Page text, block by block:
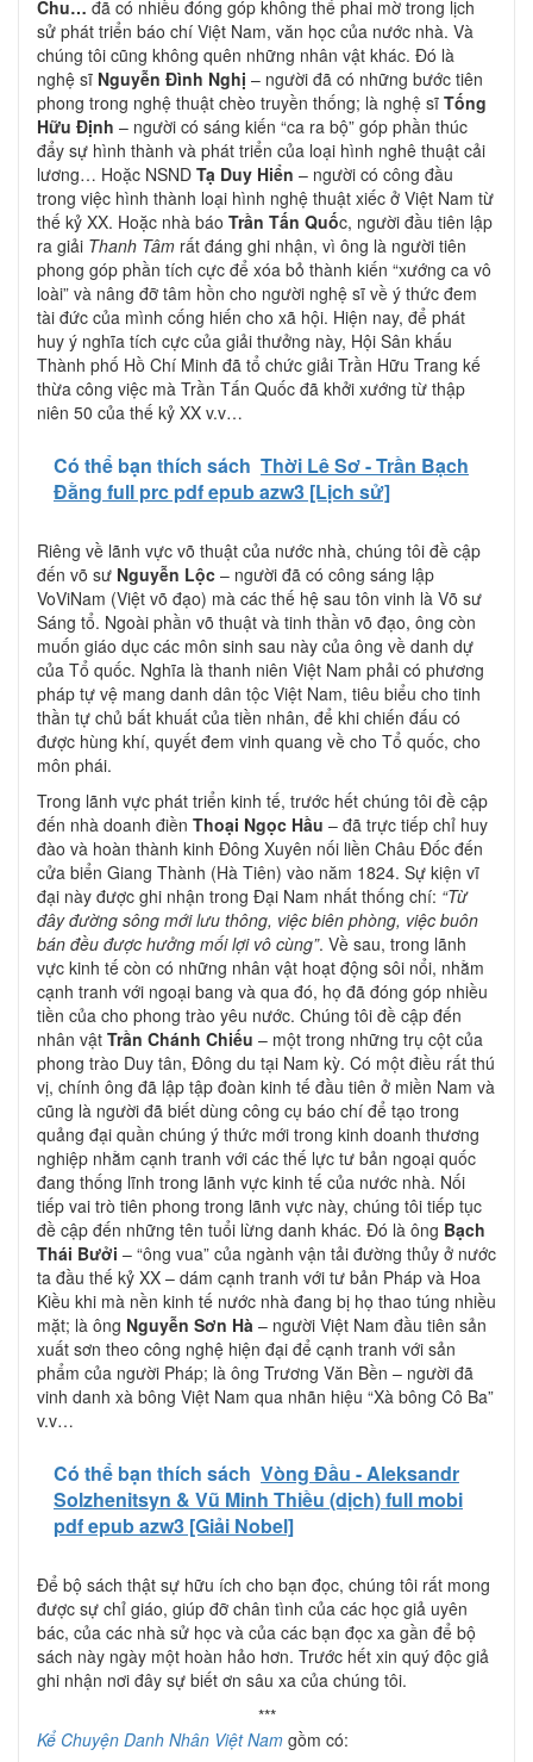
Chu… đã có nhiều đóng góp không thể phai mờ trong lịch
sử phát triển báo chí Việt Nam, văn học của nước nhà. Và
chúng tôi cũng không quên những nhân vật khác. Đó là
nghệ sĩ Nguyễn Đình Nghị – người đã có những bước tiên
phong trong nghệ thuật chèo truyền thống; là nghệ sĩ Tống
Hữu Định – người có sáng kiến “ca ra bộ” góp phần thúc
đẩy sự hình thành và phát triển của loại hình nghê thuật cải
lương… Hoặc NSND Tạ Duy Hiển – người có công đầu
trong việc hình thành loại hình nghệ thuật xiếc ở Việt Nam từ
thế kỷ XX. Hoặc nhà báo Trần Tấn Quốc, người đầu tiên lập
ra giải Thanh Tâm rất đáng ghi nhận, vì ông là người tiên
phong góp phần tích cực để xóa bỏ thành kiến “xướng ca vô
loài” và nâng đỡ tâm hồn cho người nghệ sĩ về ý thức đem
tài đức của mình cống hiến cho xã hội. Hiện nay, để phát
huy ý nghĩa tích cực của giải thưởng này, Hội Sân khấu
Thành phố Hồ Chí Minh đã tổ chức giải Trần Hữu Trang kế
thừa công việc mà Trần Tấn Quốc đã khởi xướng từ thập
niên 50 của thế kỷ XX v.v…
Có thể bạn thích sách Thời Lê Sơ - Trần Bạch
Đằng full prc pdf epub azw3 [Lịch sử]
Riêng về lãnh vực võ thuật của nước nhà, chúng tôi đề cập
đến võ sư Nguyễn Lộc – người đã có công sáng lập
VoViNam (Việt võ đạo) mà các thế hệ sau tôn vinh là Võ sư
Sáng tổ. Ngoài phần võ thuật và tinh thần võ đạo, ông còn
muốn giáo dục các môn sinh sau này của ông về danh dự
của Tổ quốc. Nghĩa là thanh niên Việt Nam phải có phương
pháp tự vệ mang danh dân tộc Việt Nam, tiêu biểu cho tinh
thần tự chủ bất khuất của tiền nhân, để khi chiến đấu có
được hùng khí, quyết đem vinh quang về cho Tổ quốc, cho
môn phái.
Trong lãnh vực phát triển kinh tế, trước hết chúng tôi đề cập
đến nhà doanh điền Thoại Ngọc Hầu – đã trực tiếp chỉ huy
đào và hoàn thành kinh Đông Xuyên nối liền Châu Đốc đến
cửa biển Giang Thành (Hà Tiên) vào năm 1824. Sự kiện vĩ
đại này được ghi nhận trong Đại Nam nhất thống chí: “Từ
đây đường sông mới lưu thông, việc biên phòng, việc buôn
bán đều được hưởng mối lợi vô cùng”. Về sau, trong lãnh
vực kinh tế còn có những nhân vật hoạt động sôi nổi, nhằm
cạnh tranh với ngoại bang và qua đó, họ đã đóng góp nhiều
tiền của cho phong trào yêu nước. Chúng tôi đề cập đến
nhân vật Trần Chánh Chiếu – một trong những trụ cột của
phong trào Duy tân, Đông du tại Nam kỳ. Có một điều rất thú
vị, chính ông đã lập tập đoàn kinh tế đầu tiên ở miền Nam và
cũng là người đã biết dùng công cụ báo chí để tạo trong
quảng đại quần chúng ý thức mới trong kinh doanh thương
nghiệp nhằm cạnh tranh với các thế lực tư bản ngoại quốc
đang thống lĩnh trong lãnh vực kinh tế của nước nhà. Nối
tiếp vai trò tiên phong trong lãnh vực này, chúng tôi tiếp tục
đề cập đến những tên tuổi lừng danh khác. Đó là ông Bạch
Thái Bưởi – “ông vua” của ngành vận tải đường thủy ở nước
ta đầu thế kỷ XX – dám cạnh tranh với tư bản Pháp và Hoa
Kiều khi mà nền kinh tế nước nhà đang bị họ thao túng nhiều
mặt; là ông Nguyễn Sơn Hà – người Việt Nam đầu tiên sản
xuất sơn theo công nghệ hiện đại để cạnh tranh với sản
phẩm của người Pháp; là ông Trương Văn Bền – người đã
vinh danh xà bông Việt Nam qua nhãn hiệu “Xà bông Cô Ba”
v.v…
Có thể bạn thích sách Vòng Đầu - Aleksandr
Solzhenitsyn & Vũ Minh Thiều (dịch) full mobi
pdf epub azw3 [Giải Nobel]
Để bộ sách thật sự hữu ích cho bạn đọc, chúng tôi rất mong
được sự chỉ giáo, giúp đỡ chân tình của các học giả uyên
bác, của các nhà sử học và của các bạn đọc xa gần để bộ
sách này ngày một hoàn hảo hơn. Trước hết xin quý độc giả
ghi nhận nơi đây sự biết ơn sâu xa của chúng tôi.
***
Kể Chuyện Danh Nhân Việt Nam gồm có: